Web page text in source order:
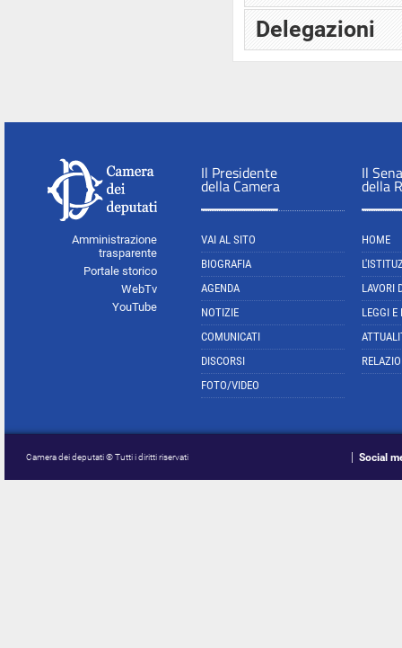
Delegazioni
Amministrazione
trasparente
Portale storico
WebTv
YouTube
Il Presidente
della Camera
VAI AL SITO
BIOGRAFIA
AGENDA
NOTIZIE
COMUNICATI
DISCORSI
FOTO/VIDEO
Il
della
HOME
LAVORI
LEGGI E
Camera dei deputati © Tutti i diritti riservati Social